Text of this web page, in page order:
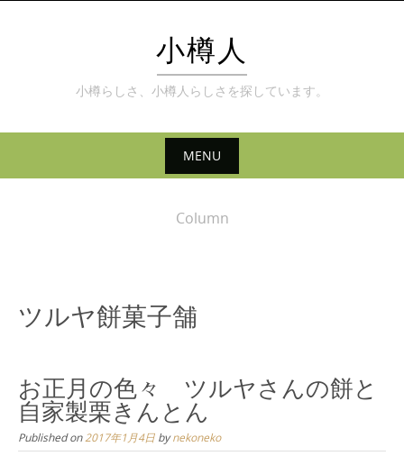
小樽人
小樽らしさ、小樽人らしさを探しています。
MENU
Column
ツルヤ餅菓子舗
お正月の色々 ツルヤさんの餅と
自家製栗きんとん
Published on2017年1月4日 bynekoneko